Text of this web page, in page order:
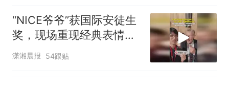
“NICE爷爷”获国际安徒生
奖，现场重现经典表情
包，向中国粉丝问好
潇湘晨报 54跟贴